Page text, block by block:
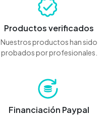
Productos verificados
Nuestros productos han sido
probados por profesionales.
Financiación Paypal